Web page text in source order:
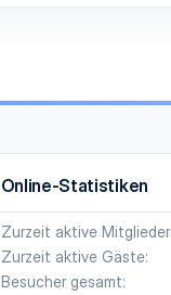
Online-Statistiken
Zurzeit aktive Mitglieder
Zurzeit aktive Gäste
Besucher gesamt